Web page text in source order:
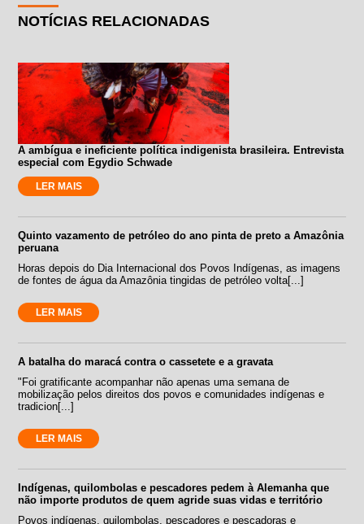
NOTÍCIAS RELACIONADAS
A ambígua e ineficiente política indigenista brasileira. Entrevista
especial com Egydio Schwade
LER MAIS
Quinto vazamento de petróleo do ano pinta de preto a Amazônia
peruana
Horas depois do Dia Internacional dos Povos Indígenas, as imagens
de fontes de água da Amazônia tingidas de petróleo volta[...]
LER MAIS
A batalha do maracá contra o cassetete e a gravata
"Foi gratificante acompanhar não apenas uma semana de
mobilização pelos direitos dos povos e comunidades indígenas e
tradicion[...]
LER MAIS
Indígenas, quilombolas e pescadores pedem à Alemanha que
não importe produtos de quem agride suas vidas e território
Povos indígenas, quilombolas, pescadores e pescadoras e